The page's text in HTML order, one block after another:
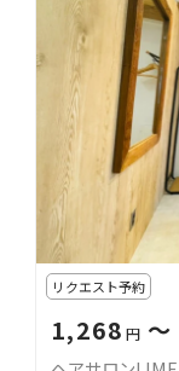
リクエスト予約
1,268 円〜